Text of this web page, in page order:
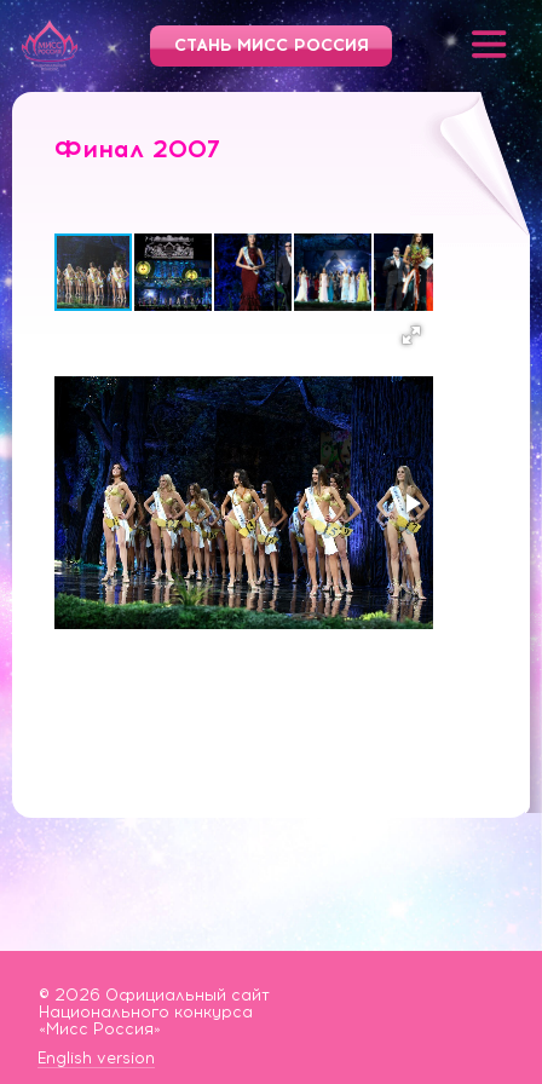
СТАНЬ МИСС РОССИЯ
Финал 2007
© 2026 Официальный сайт
Национального конкурса
«Мисс Россия»
English version